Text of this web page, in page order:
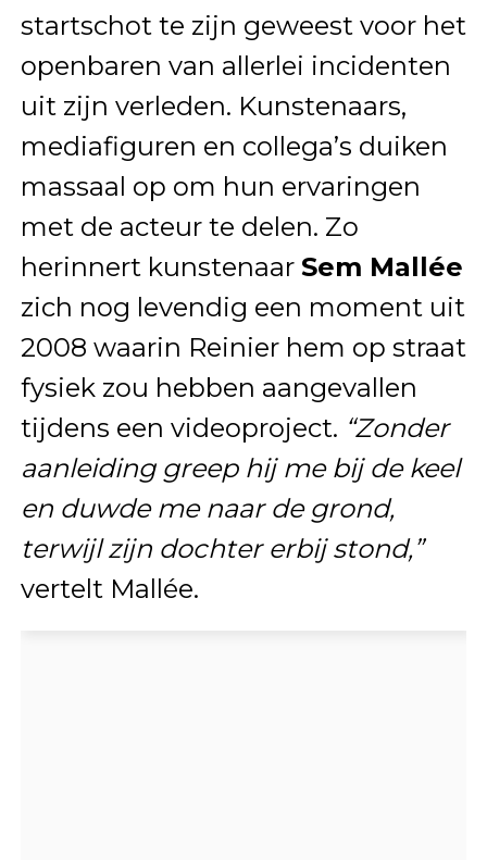
startschot te zijn geweest voor het
openbaren van allerlei incidenten
uit zijn verleden. Kunstenaars,
mediafiguren en collega’s duiken
massaal op om hun ervaringen
met de acteur te delen. Zo
herinnert kunstenaar Sem Mallée
zich nog levendig een moment uit
2008 waarin Reinier hem op straat
fysiek zou hebben aangevallen
tijdens een videoproject. “Zonder
aanleiding greep hij me bij de keel
en duwde me naar de grond,
terwijl zijn dochter erbij stond,”
vertelt Mallée.